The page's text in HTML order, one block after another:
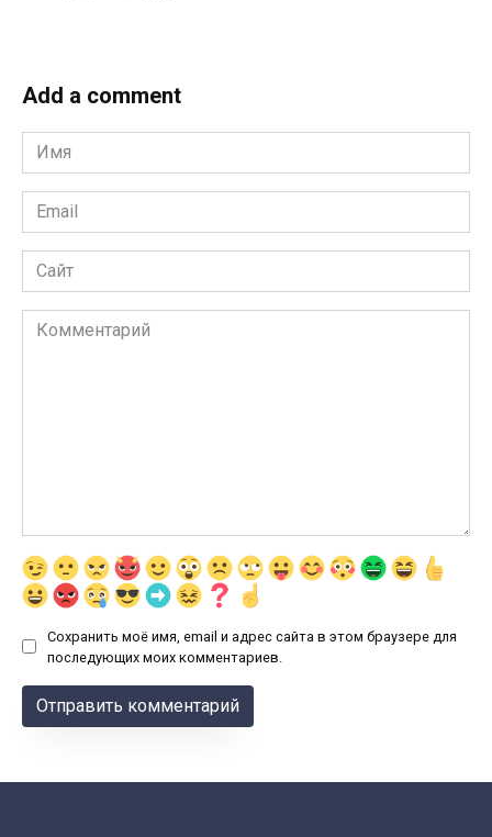
Add a comment
Имя
*
Email
*
Сайт
Комментарий
Сохранить моё имя, email и адрес сайта в этом браузере для
последующих моих комментариев.